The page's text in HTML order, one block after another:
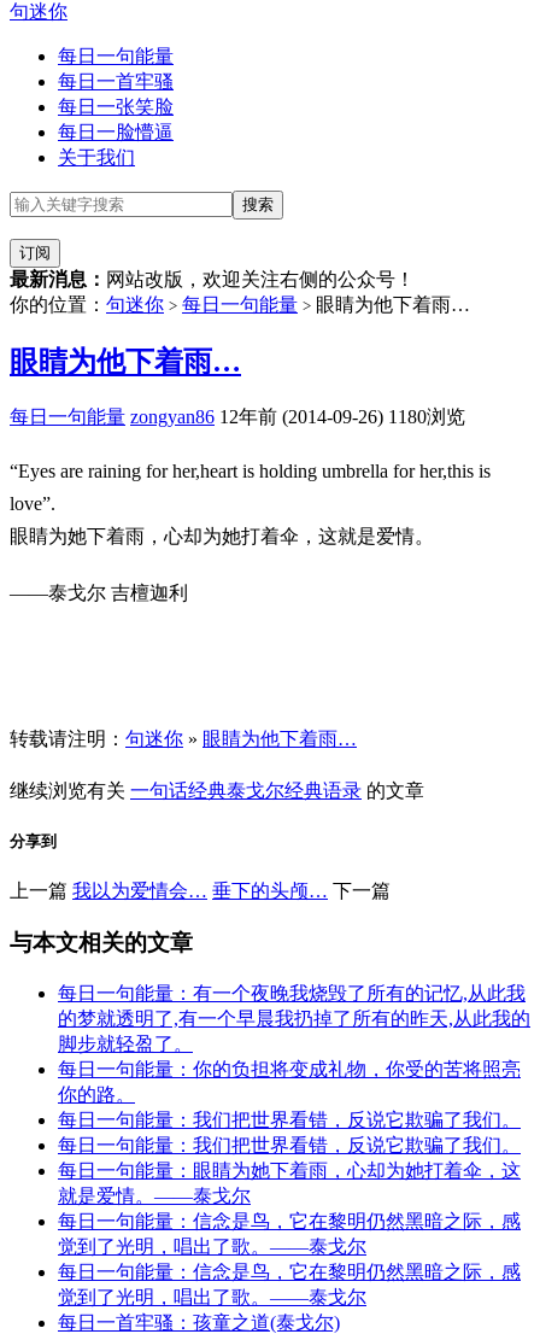
句迷你
每日一句能量
每日一首牢骚
每日一张笑脸
每日一脸懵逼
关于我们
订阅
最新消息： 网站改版，欢迎关注右侧的公众号！
你的位置： 句迷你 > 每日一句能量 > 眼睛为他下着雨…
眼睛为他下着雨…
每日一句能量 zongyan86 12年前 (2014-09-26) 1180浏览
“Eyes are raining for her,heart is holding umbrella for her,this is
love”.
眼睛为她下着雨，心却为她打着伞，这就是爱情。
——泰戈尔 吉檀迦利
转载请注明： 句迷你 » 眼睛为他下着雨…
继续浏览有关 一句话经典泰戈尔经典语录 的文章
分享到
上一篇 我以为爱情会… 垂下的头颅… 下一篇
与本文相关的文章
每日一句能量：有一个夜晚我烧毁了所有的记忆,从此我
的梦就透明了,有一个早晨我扔掉了所有的昨天,从此我的
脚步就轻盈了。
每日一句能量：你的负担将变成礼物，你受的苦将照亮
你的路。
每日一句能量：我们把世界看错，反说它欺骗了我们。
每日一句能量：我们把世界看错，反说它欺骗了我们。
每日一句能量：眼睛为她下着雨，心却为她打着伞，这
就是爱情。——泰戈尔
每日一句能量：信念是鸟，它在黎明仍然黑暗之际，感
觉到了光明，唱出了歌。——泰戈尔
每日一句能量：信念是鸟，它在黎明仍然黑暗之际，感
觉到了光明，唱出了歌。——泰戈尔
每日一首牢骚：孩童之道(泰戈尔)